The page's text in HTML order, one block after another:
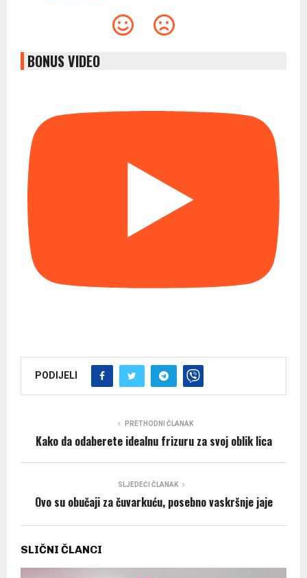
BONUS VIDEO
PODIJELI
PRETHODNI ČLANAK
Kako da odaberete idealnu frizuru za svoj oblik lica
SLJEDEĆI ČLANAK
Ovo su obučaji za čuvarkuću, posebno vaskršnje jaje
SLIČNI ČLANCI